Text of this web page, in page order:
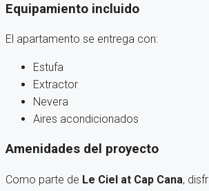
Equipamiento incluido
El apartamento se entrega con:
Estufa
Extractor
Nevera
Aires acondicionados
Amenidades del proyecto
Como parte de Le Ciel at Cap Cana,